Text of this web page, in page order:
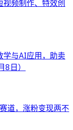
频制作、特效创
学与AI应用，助卖
日）
道，涨粉变现两不